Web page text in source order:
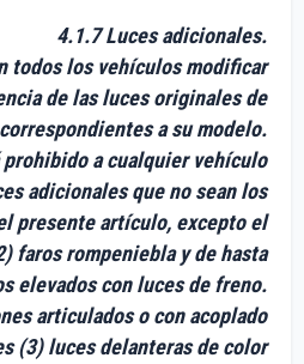
4.1.7Luces adicionales.
todos los vehículos modificar
de las luces originales de
a su modelo.
prohibido a cualquier vehículo
adicionales que no sean los
presente artículo, excepto el
faros rompeniebla y de hasta
elevados con luces de freno.
articulados o con acoplado
(3) luces delanteras de color